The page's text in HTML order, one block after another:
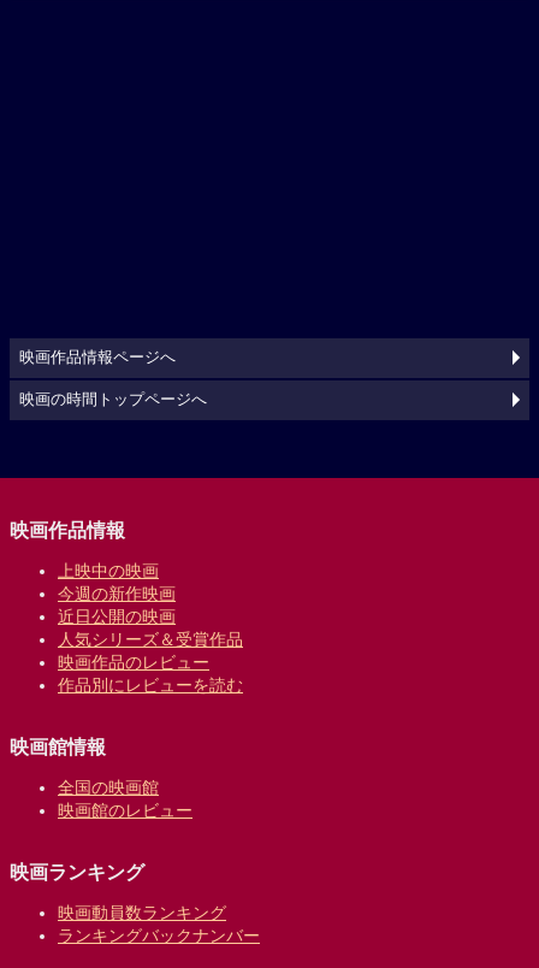
映画作品情報ページへ
映画の時間トップページへ
映画作品情報
上映中の映画
今週の新作映画
近日公開の映画
人気シリーズ＆受賞作品
映画作品のレビュー
作品別にレビューを読む
映画館情報
全国の映画館
映画館のレビュー
映画ランキング
映画動員数ランキング
ランキングバックナンバー